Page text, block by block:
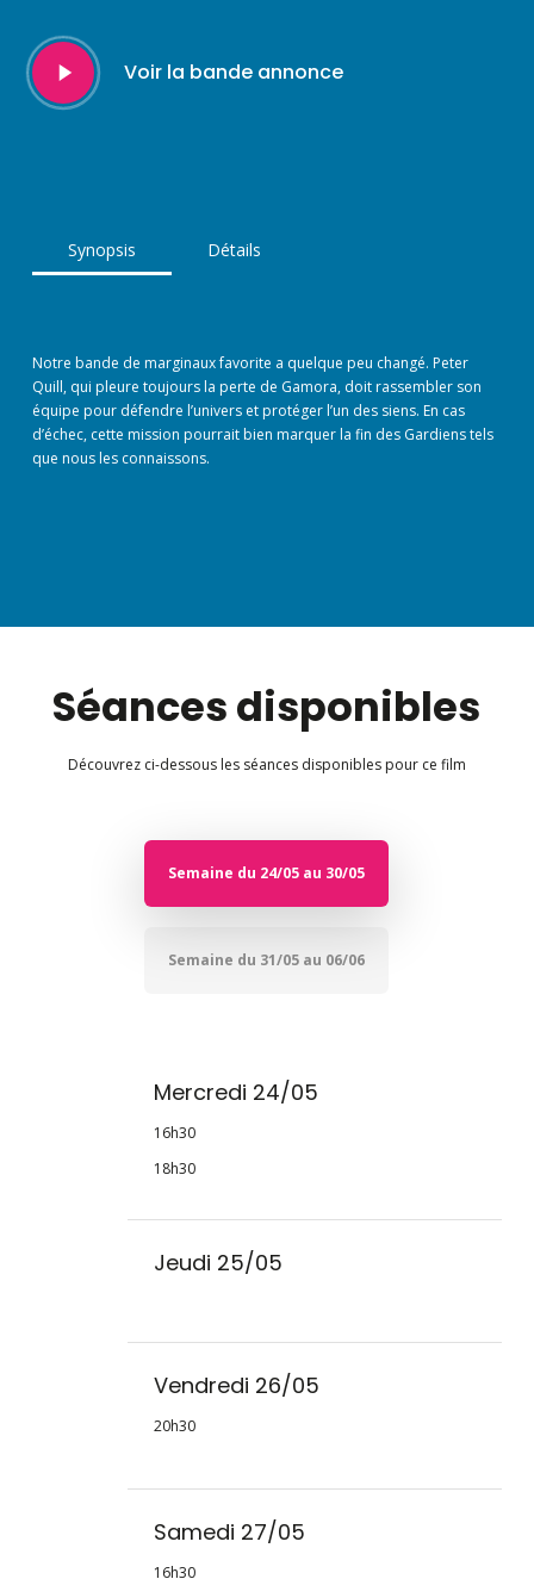
Play
Video
Voir la bande annonce
Synopsis Détails
Notre bande de marginaux favorite a quelque peu changé. Peter
Quill, qui pleure toujours la perte de Gamora, doit rassembler son
équipe pour défendre l’univers et protéger l’un des siens. En cas
d’échec, cette mission pourrait bien marquer la fin des Gardiens tels
que nous les connaissons.
Séances disponibles
Découvrez ci-dessous les séances disponibles pour ce film
Semaine du 24/05 au 30/05
Semaine du 31/05 au 06/06
Mercredi 24/05
16h30
18h30
Jeudi 25/05
Vendredi 26/05
20h30
Samedi 27/05
16h30